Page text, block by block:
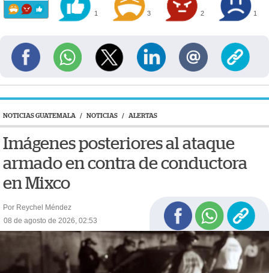
1 3 2 1
NOTICIAS GUATEMALA / NOTICIAS / ALERTAS
Imágenes posteriores al ataque
armado en contra de conductora
en Mixco
Por Reychel Méndez
08 de agosto de 2026, 02:53